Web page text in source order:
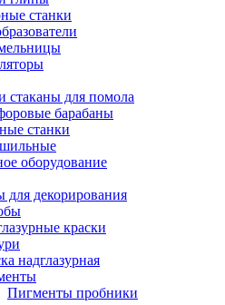
станки
стаканы для помола
барабаны
станки
оборудование
для декорирования
краски
надглазурная
Пигменты пробники